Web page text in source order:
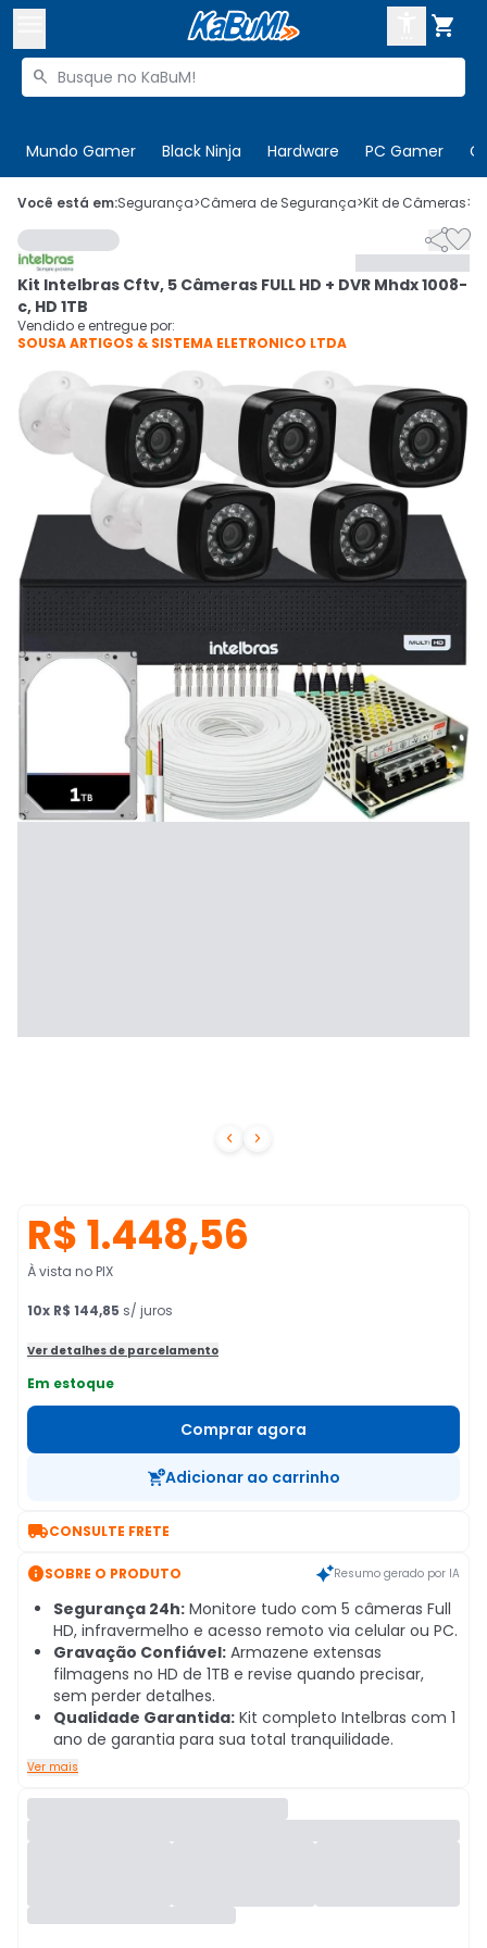

Buscar produtos

Mundo Gamer Black Ninja Hardware PC Gamer
 Olá. Acesse sua conta
 Departamentos
Cupons
Mais Vendidos
Ativar tradutor em libras
CADASTRE-SE
Você está em:Segurança>Câmera de Segurança>Kit de Câmeras>
 

Kit Intelbras Cftv, 5 Câmeras FULL HD + DVR Mhdx 1008-
c, HD 1TB
Vendido e entregue por:
SOUSA ARTIGOS & SISTEMA ELETRONICO LTDA
R$ 1.448,56
À vista no PIX
10x R$ 144,85 s/ juros
Ver detalhes de parcelamento
Em estoque
Comprar agora
Adicionar ao carrinho
CONSULTE FRETE
SOBRE O PRODUTO Resumo gerado por IA
Segurança 24h: Monitore tudo com 5 câmeras Full
HD, infravermelho e acesso remoto via celular ou PC.
Gravação Confiável: Armazene extensas
filmagens no HD de 1TB e revise quando precisar,
sem perder detalhes.
Qualidade Garantida: Kit completo Intelbras com 1
ano de garantia para sua total tranquilidade.
Ver mais